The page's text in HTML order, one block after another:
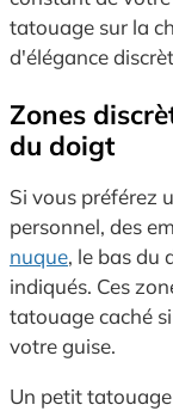
tatouage sur la
d'élégance
Zones
du doigt
Si vous préférez
personnel, des
nuque, le bas du
indiqués. Ces
tatouage caché
votre guise.
Un petit